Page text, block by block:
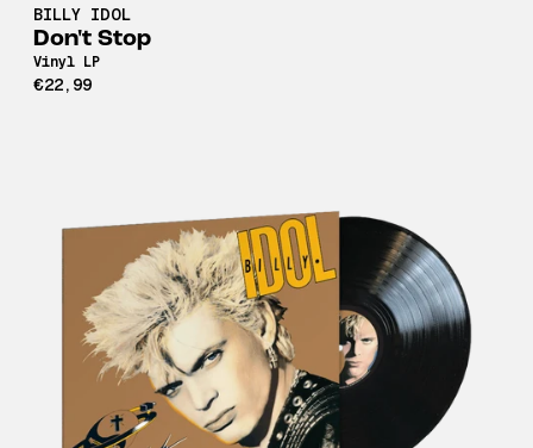
BILLY IDOL
Don't Stop
Vinyl LP
€22,99